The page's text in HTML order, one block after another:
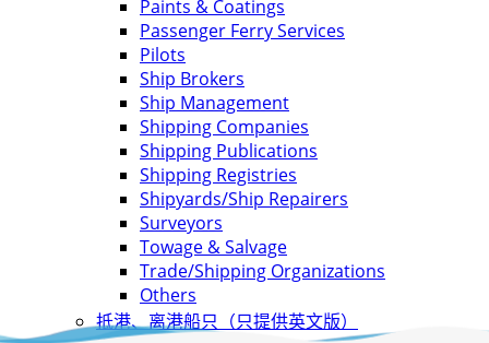
Paints & Coatings
Passenger Ferry Services
Pilots
Ship Brokers
Ship Management
Shipping Companies
Shipping Publications
Shipping Registries
Shipyards/Ship Repairers
Surveyors
Towage & Salvage
Trade/Shipping Organizations
Others
抵港、离港船只（只提供英文版）